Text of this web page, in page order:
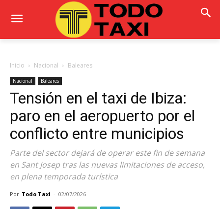
Inicio Nacional Baleares
Nacional Baleares
Tensión en el taxi de Ibiza:
paro en el aeropuerto por el
conflicto entre municipios
Parte del sector dejará de operar este fin de semana
en Sant Josep tras las nuevas limitaciones de acceso,
en plena temporada turística
Por Todo Taxi - 02/07/2026